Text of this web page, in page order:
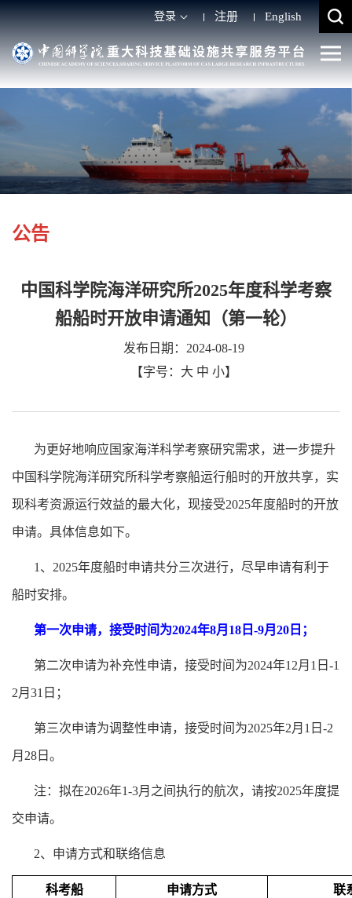
登录 注册 English
公告
中国科学院海洋研究所2025年度科学考察
船船时开放申请通知（第一轮）
发布日期：2024-08-19
【字号： 大 中 小】
为更好地响应国家海洋科学考察研究需求，进一步提升
中国科学院海洋研究所科学考察船运行船时的开放共享，实
现科考资源运行效益的最大化，现接受2025年度船时的开放
申请。具体信息如下。
1 、 2025年度船时申请共分三次进行，尽早申请有利于
船时安排。
第一次申请，接受时间为2024年8月 18 日 -9月 20 日；
第二次申请为补充性申请，接受时间为2024年12月 1 日 -1
2月 31 日；
第三次申请为调整性申请，接受时间为2025年2月 1 日 -2
月 28 日。
注：拟在2026年1-3月之间执行的航次，请按2025年度提
交申请。
2、申请方式和联络信息
科考船 申请方式 联